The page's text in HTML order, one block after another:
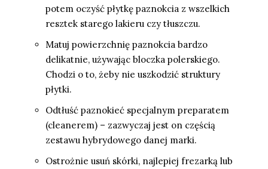
potem oczyść płytkę paznokcia z wszelkich
resztek starego lakieru czy tłuszczu.
Matuj powierzchnię paznokcia bardzo
delikatnie, używając bloczka polerskiego.
Chodzi o to, żeby nie uszkodzić struktury
płytki.
Odtłuść paznokieć specjalnym preparatem
(cleanerem) – zazwyczaj jest on częścią
zestawu hybrydowego danej marki.
Ostrożnie usuń skórki, najlepiej frezarką lub